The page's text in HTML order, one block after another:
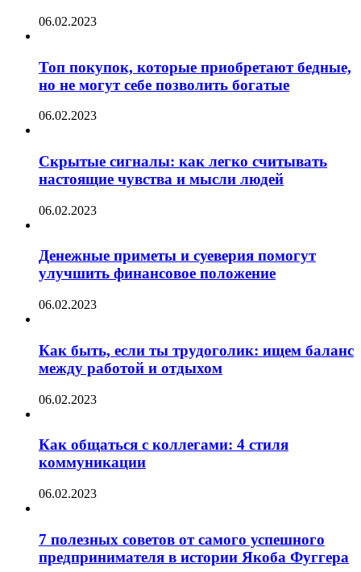
06.02.2023
Топ покупок, которые приобретают бедные,
но не могут себе позволить богатые
06.02.2023
Скрытые сигналы: как легко считывать
настоящие чувства и мысли людей
06.02.2023
Денежные приметы и суеверия помогут
улучшить финансовое положение
06.02.2023
Как быть, если ты трудоголик: ищем баланс
между работой и отдыхом
06.02.2023
Как общаться с коллегами: 4 стиля
коммуникации
06.02.2023
7 полезных советов от самого успешного
предпринимателя в истории Якоба Фуггера